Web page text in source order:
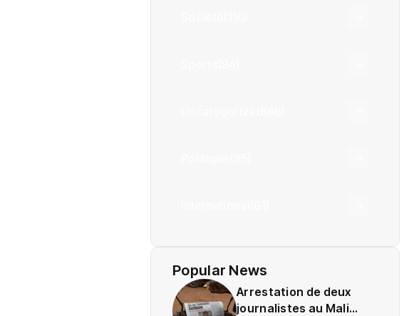
Popular News
Arrestation de deux
journalistes au Mali